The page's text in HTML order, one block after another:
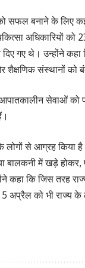
को सफल बनाने के लिए
अधिकारियों को
गए थे। उन्होंने कहा
संस्थानों को
सेवाओं को
लोगों से आग्रह
बालकनी में खड़े होकर,
कहा कि जिस तरह
अप्रैल को भी राज्य के